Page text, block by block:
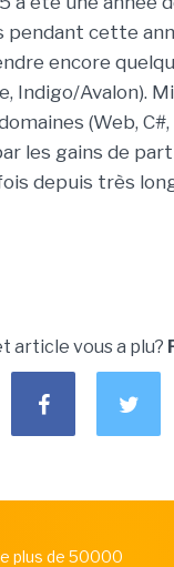
cette
encore
Indigo/Avalon).
(Web,
les gains de
depuis très
article vous a plu?
plus de 50000